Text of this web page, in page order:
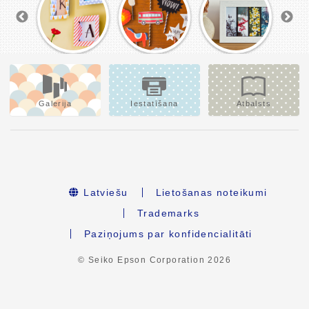
Galerija Iestatīšana Atbalsts
Latviešu
Lietošanas noteikumi
Trademarks
Paziņojums par konfidencialitāti
© Seiko Epson Corporation 2026